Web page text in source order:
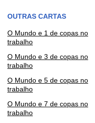
OUTRAS CARTAS
O Mundo e 1 de copas no
trabalho
O Mundo e 3 de copas no
trabalho
O Mundo e 5 de copas no
trabalho
O Mundo e 7 de copas no
trabalho